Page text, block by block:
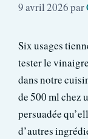
9 avril 2026par
Six usages
tester le
dans notre
de 500 ml chez
persuadée
d’autres